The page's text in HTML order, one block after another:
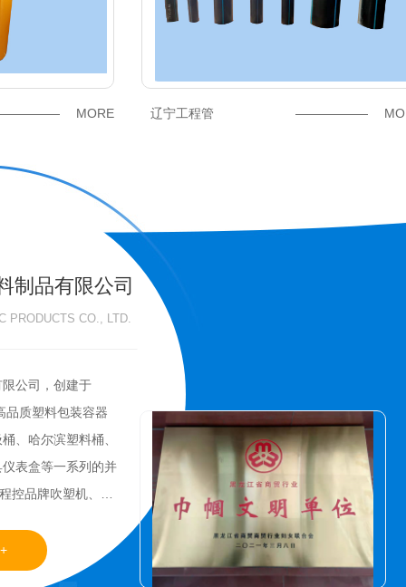
MORE 辽宁工程管
制品有限公司
PRODUCTS CO., LTD.
公司，创建于
品质塑料包装容器
、哈尔滨塑料桶、
表盒等一系列的并
控品牌吹塑机、注
吹塑容器和4千克以
石油、化工、食